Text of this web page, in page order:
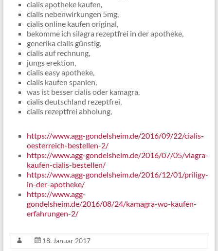
cialis apotheke kaufen,
cialis nebenwirkungen 5mg,
cialis online kaufen original,
bekomme ich silagra rezeptfrei in der apotheke,
generika cialis günstig,
cialis auf rechnung,
jungs erektion,
cialis easy apotheke,
cialis kaufen spanien,
was ist besser cialis oder kamagra,
cialis deutschland rezeptfrei,
cialis rezeptfrei abholung,
https://www.agg-gondelsheim.de/2016/09/22/cialis-
oesterreich-bestellen-2/
https://www.agg-gondelsheim.de/2016/07/05/viagra-
kaufen-cialis-bestellen/
https://www.agg-gondelsheim.de/2016/12/01/priligy-
in-der-apotheke/
https://www.agg-
gondelsheim.de/2016/08/24/kamagra-wo-kaufen-
erfahrungen-2/
18. Januar 2017